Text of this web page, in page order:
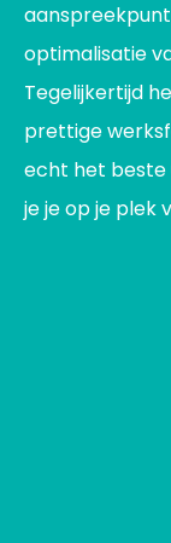
optimalisatie
Tegelijkertijd
prettige
echt het beste
je je op je plek